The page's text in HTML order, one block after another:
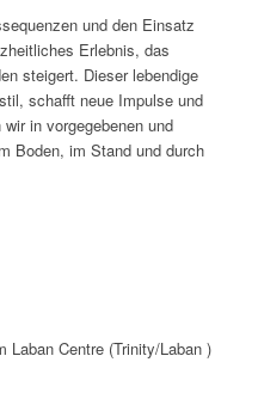
und den Einsatz
Erlebnis, das
steigert. Dieser lebendige
schafft neue Impulse und
in vorgegebenen und
Boden, im Stand und durch
Laban Centre (Trinity/Laban )